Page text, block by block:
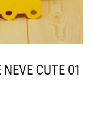
CUTE 01